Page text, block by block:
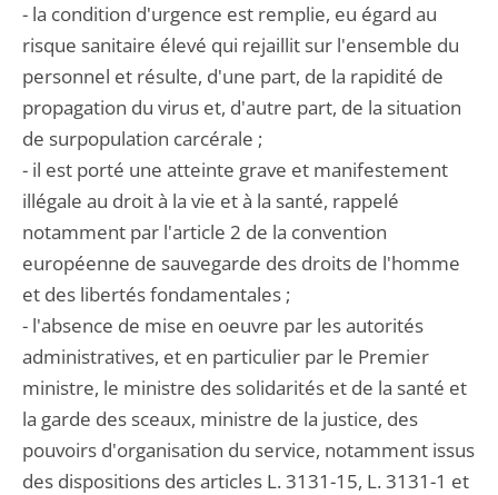
- la condition d'urgence est remplie, eu égard au
risque sanitaire élevé qui rejaillit sur l'ensemble du
personnel et résulte, d'une part, de la rapidité de
propagation du virus et, d'autre part, de la situation
de surpopulation carcérale ;
- il est porté une atteinte grave et manifestement
illégale au droit à la vie et à la santé, rappelé
notamment par l'article 2 de la convention
européenne de sauvegarde des droits de l'homme
et des libertés fondamentales ;
- l'absence de mise en oeuvre par les autorités
administratives, et en particulier par le Premier
ministre, le ministre des solidarités et de la santé et
la garde des sceaux, ministre de la justice, des
pouvoirs d'organisation du service, notamment issus
des dispositions des articles L. 3131-15, L. 3131-1 et